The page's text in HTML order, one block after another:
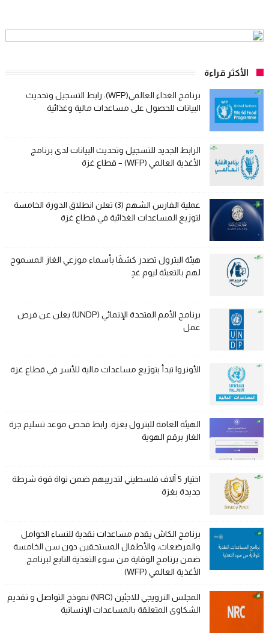
الأكثر قراءة
برنامج الغذاء العالمي(WFP): رابط التسجيل وتحديث
البيانات للحصول على مساعدات مالية وغذائية
الرابط الجديد للتسجيل وتحديث البيانات لدى برنامج
الأغذية العالمي (WFP) – قطاع غزة
عملية الفارس الشهم (3) تعلن انطلاق الدورة الخامسة
لتوزيع المساعدات الغذائية في قطاع غزة
هيئة البترول تصدر كشفًا بأسماء موزعي الغاز المسموح
لهم بالتعبئة ليوم غدٍ
برنامج الأمم المتحدة الإنمائي (UNDP) يعلن عن فرص
عمل
الأونروا تبدأ بتوزيع مساعدات مالية للأسر في قطاع غزة
الهيئة العامة للبترول بغزة: رابط فحص موعد تسليم جرة
الغاز برقم الهوية
اختيار 5 آلاف فلسطيني لتدريبهم ضمن نواة قوة شرطة
جديدة بغزة
برنامج الكاش يقدم مساعدات نقدية للنساء الحوامل
والمرضعات، والأطفال المستحقين دون سن الخامسة
ضمن برنامج الوقاية من سوء التغذية التابع لبرنامج
الأغذية العالمي (WFP)
المجلس النرويجي للاجئين (NRC) نموذج التواصل و تقديم
الشكاوى المتعلقة بالمساعدات الإنسانية